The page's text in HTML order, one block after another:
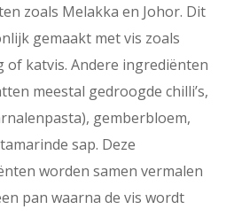
zoals Melakka en Johor. Dit
gemaakt met vis zoals
of katvis. Andere ingrediënten
meestal gedroogde chilli’s,
gemberbloem,
sap. Deze
worden samen vermalen
pan waarna de vis wordt